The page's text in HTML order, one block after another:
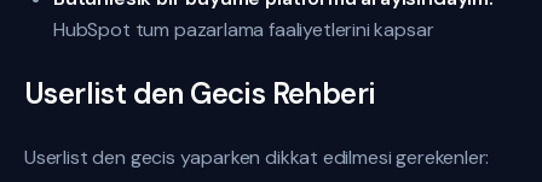
HubSpot tum pazarlama faaliyetlerini kapsar
Userlist den Gecis Rehberi
Userlist den gecis yaparken dikkat edilmesi gerekenler: